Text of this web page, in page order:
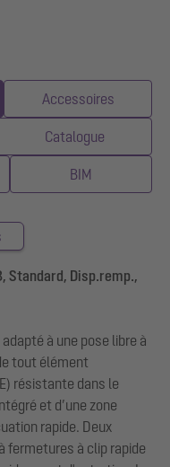
Accessoires
Catalogue
BIM
Standard, Disp.remp.,
à une pose libre à
tout élément
résistante dans le
et d’une zone
rapide. Deux
fermetures à clip rapide